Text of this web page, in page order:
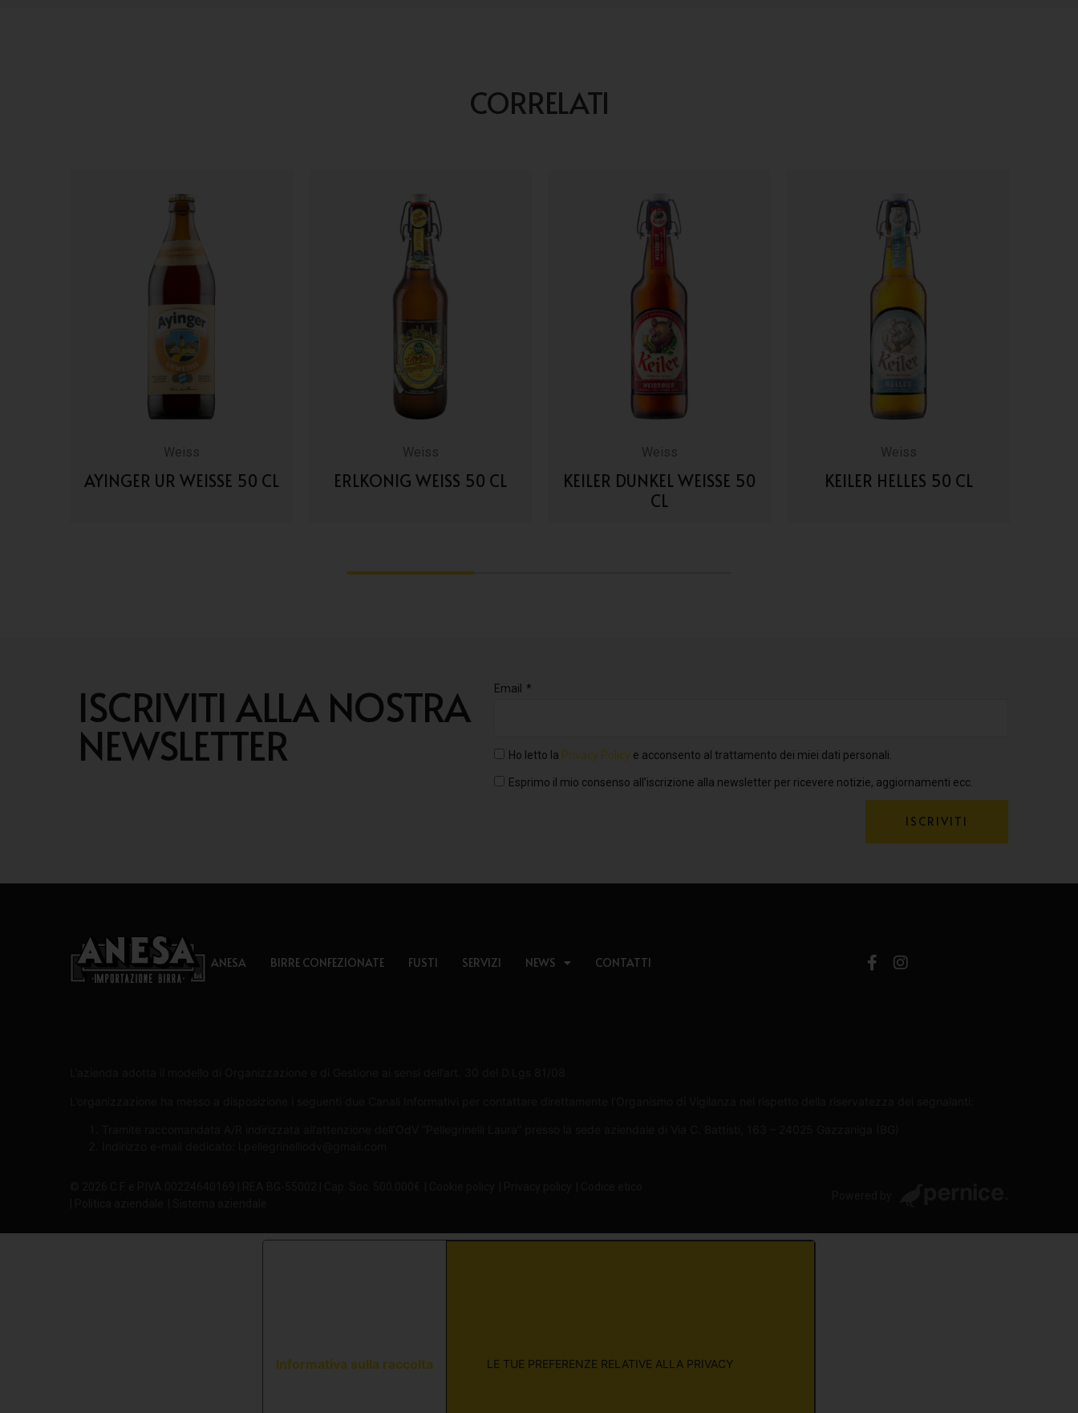
CORRELATI
Weiss
AYINGER UR WEISSE 50 CL
Weiss
ERLKONIG WEISS 50 CL
Weiss
KEILER DUNKEL WEISSE 50
CL
Weiss
KEILER HELLES 50 CL
ISCRIVITI ALLA NOSTRA
NEWSLETTER
Email
Ho letto la Privacy Policy e acconsento al trattamento dei miei dati personali.
Esprimo il mio consenso all’iscrizione alla newsletter per ricevere notizie, aggiornamenti ecc.
ISCRIVITI
ANESA BIRRE CONFEZIONATE FUSTI SERVIZI NEWS CONTATTI
Informativa sulla raccolta LE TUE PREFERENZE RELATIVE ALLA PRIVACY